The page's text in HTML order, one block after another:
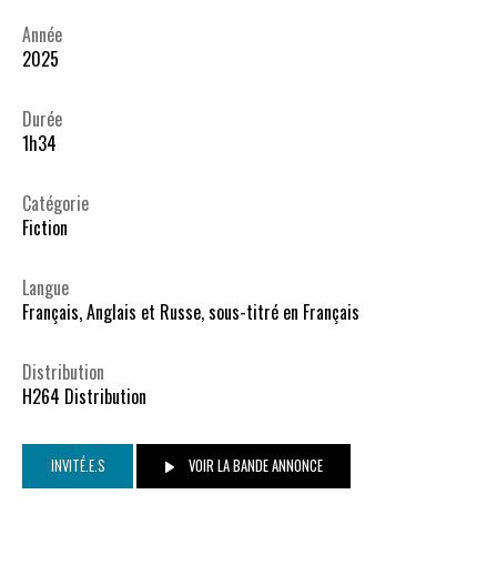
Année
2025
Durée
1h34
Catégorie
Fiction
Langue
Français, Anglais et Russe, sous-titré en Français
Distribution
H264 Distribution
INVITÉ.E.S VOIR LA BANDE ANNONCE